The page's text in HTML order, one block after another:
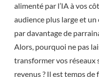
alimenté par l’IA à vos
audience plus large et
par davantage de
Alors, pourquoi ne pas
transformer vos réseaux
revenus ? Il est temps